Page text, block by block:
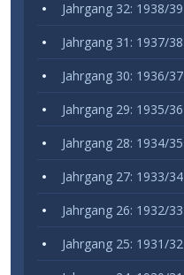
Jahrgang 32: 1938/39
Jahrgang 31: 1937/38
Jahrgang 30: 1936/37
Jahrgang 29: 1935/36
Jahrgang 28: 1934/35
Jahrgang 27: 1933/34
Jahrgang 26: 1932/33
Jahrgang 25: 1931/32